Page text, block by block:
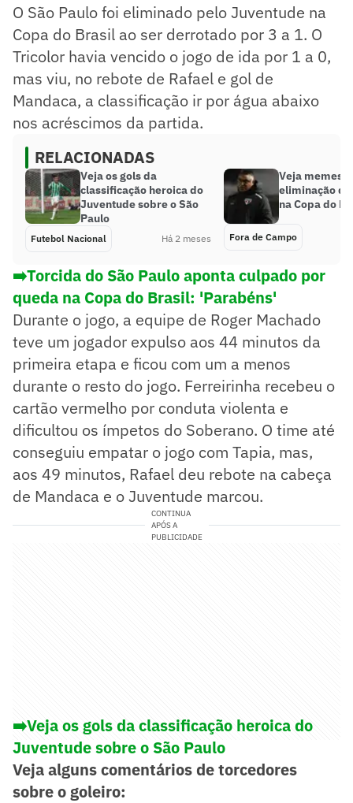
O São Paulo foi eliminado pelo Juventude na
Copa do Brasil ao ser derrotado por 3 a 1. O
Tricolor havia vencido o jogo de ida por 1 a 0,
mas viu, no rebote de Rafael e gol de
Mandaca, a classificação ir por água abaixo
nos acréscimos da partida.
RELACIONADAS
Veja os gols da
classificação heroica do
Juventude sobre o São
Paulo
Futebol Nacional Há 2 meses
Veja memes
eliminação do
na Copa do
Fora de Campo
➡️Torcida do São Paulo aponta culpado por
queda na Copa do Brasil: 'Parabéns'
Durante o jogo, a equipe de Roger Machado
teve um jogador expulso aos 44 minutos da
primeira etapa e ficou com um a menos
durante o resto do jogo. Ferreirinha recebeu o
cartão vermelho por conduta violenta e
dificultou os ímpetos do Soberano. O time até
conseguiu empatar o jogo com Tapia, mas,
aos 49 minutos, Rafael deu rebote na cabeça
de Mandaca e o Juventude marcou.
CONTINUA
APÓS A
PUBLICIDADE
➡️Veja os gols da classificação heroica do
Juventude sobre o São Paulo
Veja alguns comentários de torcedores
sobre o goleiro: